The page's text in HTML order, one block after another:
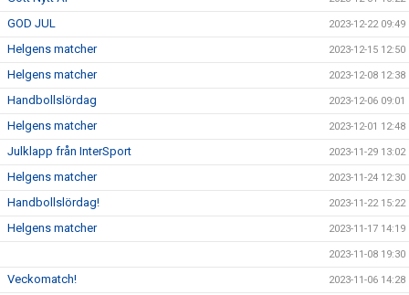
GOD JUL 2023-12-22 09:49
Helgens matcher 2023-12-15 12:50
Helgens matcher 2023-12-08 12:38
Handbollslördag 2023-12-06 09:01
Helgens matcher 2023-12-01 12:48
Julklapp från InterSport 2023-11-29 13:02
Helgens matcher 2023-11-24 12:30
Handbollslördag! 2023-11-22 15:22
Helgens matcher 2023-11-17 14:19
2023-11-08 19:30
Veckomatch! 2023-11-06 14:28